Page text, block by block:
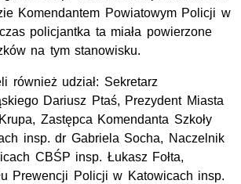
Komendantem Powiatowym Policji w
policjantka ta miała powierzone
na tym stanowisku.
również udział: Sekretarz
Dariusz Ptaś, Prezydent Miasta
Zastępca Komendanta Szkoły
insp. dr Gabriela Socha, Naczelnik
CBŚP insp. Łukasz Fołta,
Prewencji Policji w Katowicach insp.